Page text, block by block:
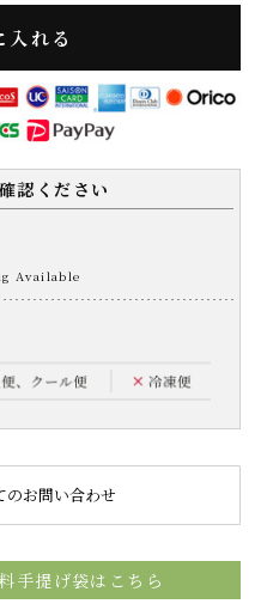
入れる
認ください
のお問い合わせ
手提げ袋はこちら